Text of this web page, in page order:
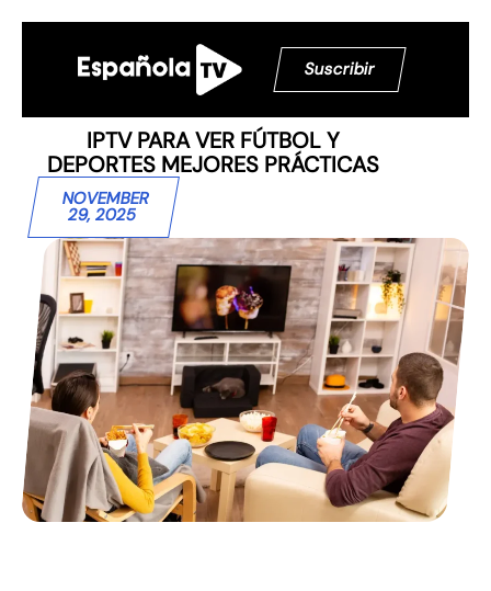
Suscribir
IPTV PARA VER FÚTBOL Y
DEPORTES MEJORES PRÁCTICAS
NOVEMBER
29, 2025